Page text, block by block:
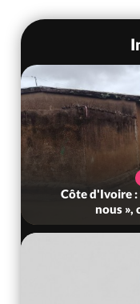
Côte d'Ivoire :
nous »,